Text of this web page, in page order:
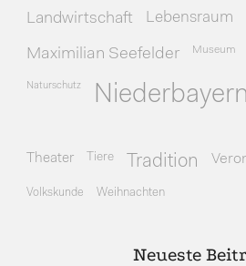
Landwirtschaft Lebensraum
Maximilian Seefelder Museum
Naturschutz Niederbayern
Theater Tiere Tradition
Volkskunde Weihnachten
Neueste